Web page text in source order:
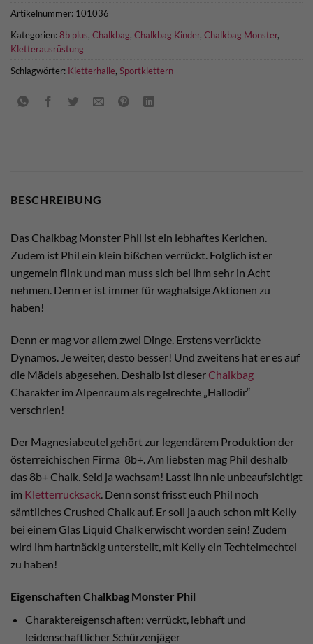
Artikelnummer: 101036
Kategorien:8b plus, Chalkbag, Chalkbag Kinder, Chalkbag Monster,
Kletterausrüstung
Schlagwörter: Kletterhalle, Sportklettern
BESCHREIBUNG
Das Chalkbag Monster Phil ist ein lebhaftes Kerlchen.
Zudem ist Phil ein klein bißchen verrückt. Folglich ist er
ungemein flink und man muss sich bei ihm sehr in Acht
nehmen. Denn er ist immer für waghalsige Aktionen zu
haben!
Denn er mag vor allem zwei Dinge. Erstens verrückte
Dynamos. Je weiter, desto besser! Und zweitens hat er es auf
die Mädels abgesehen. Deshalb ist dieserChalkbag
Charakter im Alpenraum als regelrechte „Hallodir“
verschrien!
Der Magnesiabeutel gehört zur legendärem Produktion der
österreichischen Firma 8b+. Am liebsten mag Phil deshalb
das 8b+ Chalk. Seid ja wachsam! Lasst ihn nie unbeaufsichtigt
im Kletterrucksack . Denn sonst frisst euch Phil noch
sämtliches Crushed Chalk auf. Er soll ja auch schon mit Kelly
bei einem Glas Liquid Chalk erwischt worden sein! Zudem
wird ihm hartnäckig unterstellt, mit Kelly ein Techtelmechtel
zu haben!
Eigenschaften Chalkbag Monster Phil
Charaktereigenschaften: verrückt, lebhaft und
leidenschaftlicher Schürzenjäger